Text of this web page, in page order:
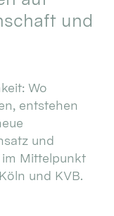
und
Wo
entstehen
und
im Mittelpunkt
und KVB.